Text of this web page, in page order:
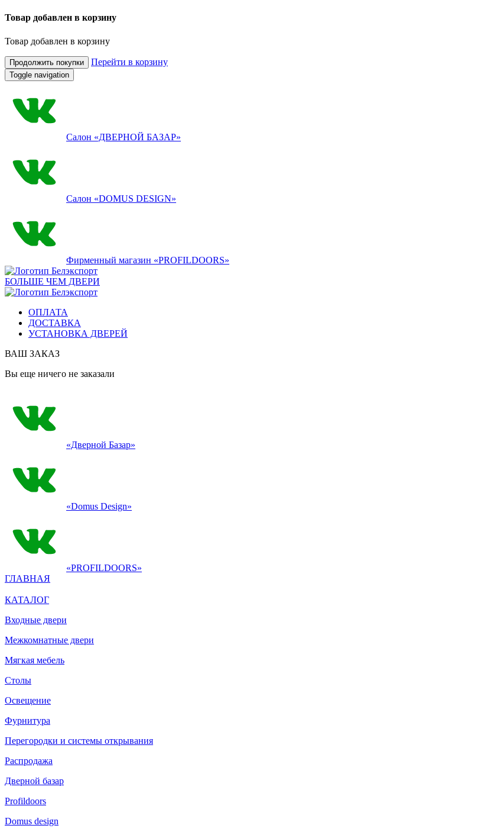
Товар добавлен в корзину
Товар добавлен в корзину
Продолжить покупки Перейти в корзину
Toggle navigation
Салон «ДВЕРНОЙ БАЗАР»
Салон «DOMUS DESIGN»
Фирменный магазин «PROFILDOORS»
БОЛЬШЕ ЧЕМ ДВЕРИ
ОПЛАТА
ДОСТАВКА
УСТАНОВКА ДВЕРЕЙ
ВАШ ЗАКАЗ
Вы еще ничего не заказали
«Дверной Базар»
«Domus Design»
«PROFILDOORS»
ГЛАВНАЯ
КАТАЛОГ
Входные двери
Межкомнатные двери
Мягкая мебель
Столы
Освещение
Фурнитура
Перегородки и системы открывания
Распродажа
Дверной базар
Profildoors
Domus design